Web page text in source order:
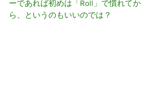
ーであれば初めは「Roll」で慣れてか
ら、というのもいいのでは？